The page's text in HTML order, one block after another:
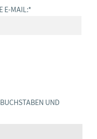
E-MAIL:*
UND Z